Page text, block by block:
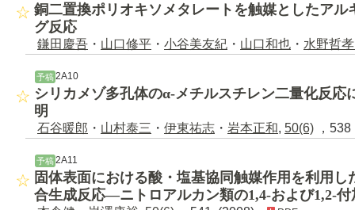
銅二置換ポリオキソメタレートを触媒としたアル
グ反応
鎌田慶吾 ・ 山口修平 ・ 小谷美友紀 ・ 山口和也 ・ 水野哲
予稿 2A10
シリカメゾ多孔体のα-メチルスチレン二量化反応
明
石谷暖郎 ・ 山村泰三 ・ 伊東祐志 ・ 岩本正和, 50(6) ，
予稿 2A11
固体表面における酸・塩基協同触媒作用を利用し
合生成反応―ニトロアルカン類の1,4-および1,2-